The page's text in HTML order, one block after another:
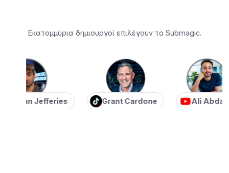
Εκατομμύρια δημιουργοί επιλέγουν το Submagic.
Jefferies Grant Cardone Ali Abdaal